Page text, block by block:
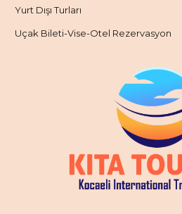
Yurt Dışı Turları
Uçak Bileti-Vise-Otel Rezervasyon